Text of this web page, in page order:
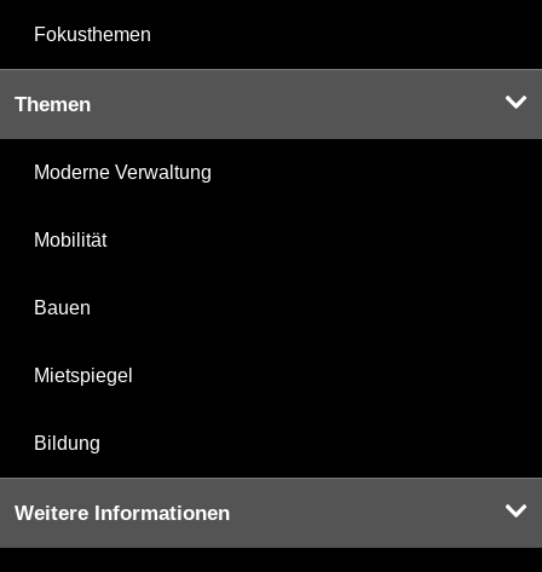
Fokusthemen
Themen
Moderne Verwaltung
Mobilität
Bauen
Mietspiegel
Bildung
Weitere Informationen